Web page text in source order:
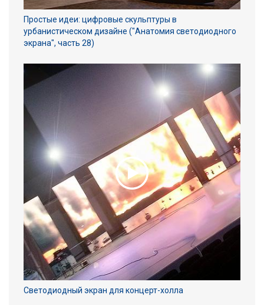
Простые идеи: цифровые скульптуры в
урбанистическом дизайне ("Анатомия светодиодного
экрана", часть 28)
Светодиодный экран для концерт-холла